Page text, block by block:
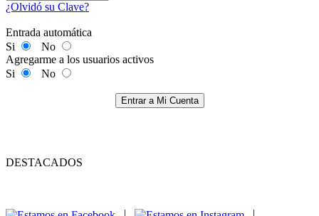
¿Olvidó su Clave?
Entrada automática
Si
No
Agregarme a los usuarios activos
Si
No
Entrar a Mi Cuenta
DESTACADOS